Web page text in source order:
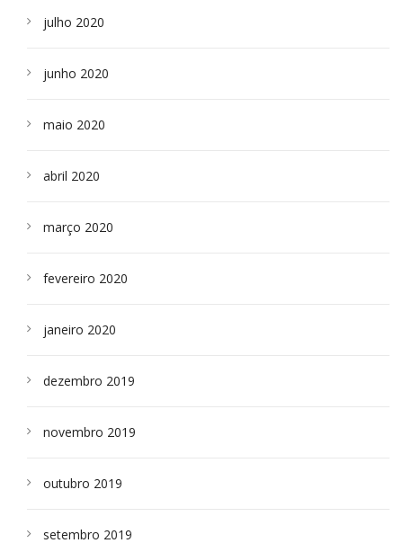
julho 2020
junho 2020
maio 2020
abril 2020
março 2020
fevereiro 2020
janeiro 2020
dezembro 2019
novembro 2019
outubro 2019
setembro 2019